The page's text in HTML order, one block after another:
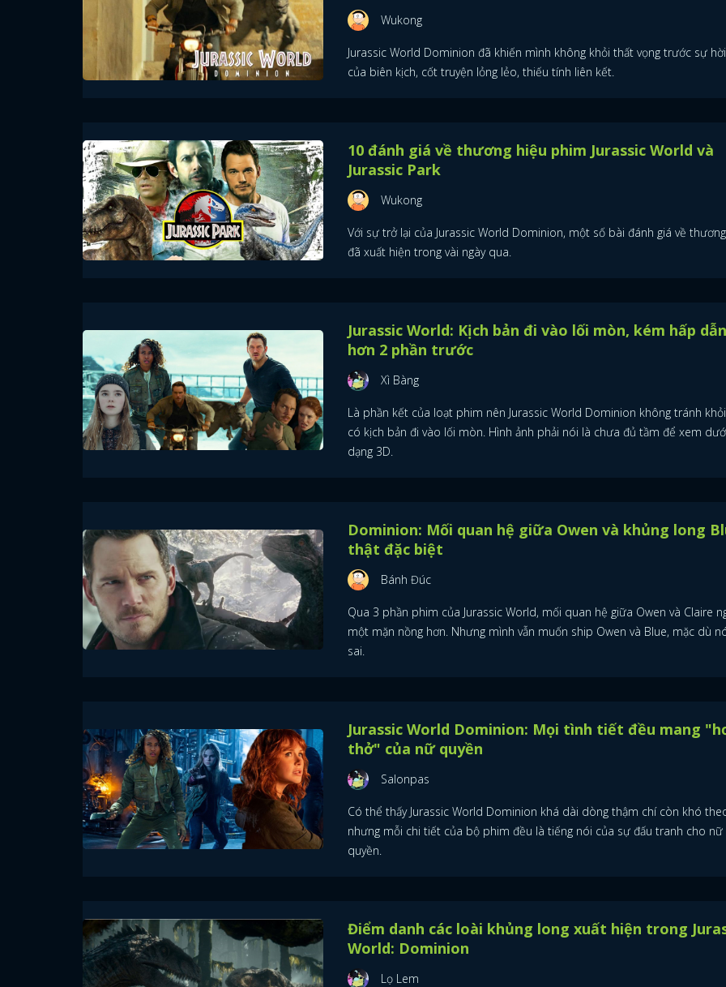
ĐĂNG NHẬP
Wukong
Jurassic World Dominion đã khiến mình không khỏi thất vọng trước sự
của biên kịch, cốt truyện lỏng lẻo, thiếu tính liên kết.
10 đánh giá về thương hiệu phim Jurassic World và
Jurassic Park
Wukong
Với sự trở lại của Jurassic World Dominion, một số bài đánh giá về
đã xuất hiện trong vài ngày qua.
Jurassic World: Kịch bản đi vào lối mòn, kém hấp dẫn
hơn 2 phần trước
Xì Bàng
Là phần kết của loạt phim nên Jurassic World Dominion không tránh
có kịch bản đi vào lối mòn. Hình ảnh phải nói là chưa đủ tầm để xem
dạng 3D.
Dominion: Mối quan hệ giữa Owen và khủng long
thật đặc biệt
Bánh Đúc
Qua 3 phần phim của Jurassic World, mối quan hệ giữa Owen và Claire
một mặn nồng hơn. Nhưng mình vẫn muốn ship Owen và Blue, mặc dù
sai.
Jurassic World Dominion: Mọi tình tiết đều mang
thở" của nữ quyền
Salonpas
Có thể thấy Jurassic World Dominion khá dài dòng thậm chí còn khó
nhưng mỗi chi tiết của bộ phim đều là tiếng nói của sự đấu tranh cho nữ
quyền.
Điểm danh các loài khủng long xuất hiện trong
World: Dominion
Lọ Lem